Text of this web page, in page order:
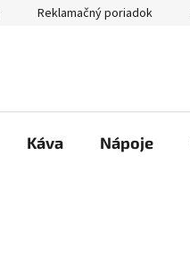
Reklamačný poriadok
Káva Nápoje